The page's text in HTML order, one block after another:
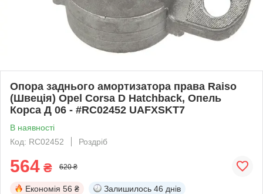
Опора заднього амортизатора права Raiso
(Швеція) Opel Corsa D Hatchback, Опель
Корса Д 06 - #RC02452 UAFXSKT7
В наявності
Код: RC02452
Роздріб
564 ₴ 620 ₴
Економія 56 ₴ Залишилось 46 днів